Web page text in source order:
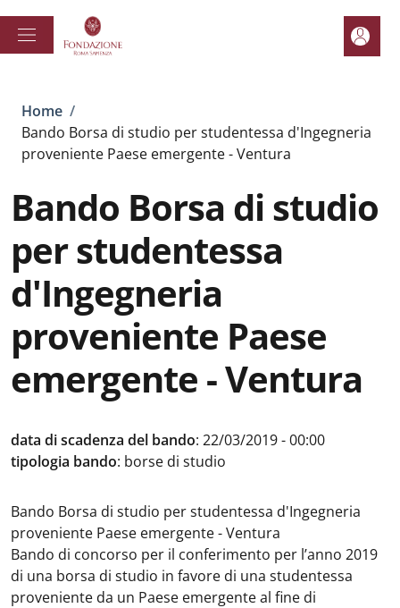
Area
Briciole di pane
Home /
Bando Borsa di studio per studentessa d'Ingegneria
proveniente Paese emergente - Ventura
Bando Borsa di studio
per studentessa
d'Ingegneria
proveniente Paese
emergente - Ventura
data di scadenza del bando: 22/03/2019 - 00:00
tipologia bando: borse di studio
Bando Borsa di studio per studentessa d'Ingegneria
proveniente Paese emergente - Ventura
Bando di concorso per il conferimento per l’anno 2019
di una borsa di studio in favore di una studentessa
proveniente da un Paese emergente al fine di